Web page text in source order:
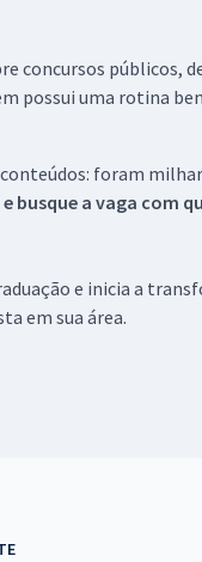
concursos
possui uma rotina
foram
busque a vaga com
e inicia a
em sua área.